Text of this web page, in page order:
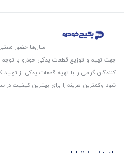
سال‌ها حضور
جهت تهیه و توزیع قطعات یدکی خودرو با
کنندگان گرامی را با تهیه قطعات یدکی از
شود و‌کمترین هزینه را برای بهترین کیفیت در